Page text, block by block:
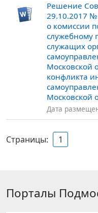
Решение
29.10.2017
о комиссии
служебному
служащих
Московской
конфликта
Московской
Дата
Страницы: 1
Порталы